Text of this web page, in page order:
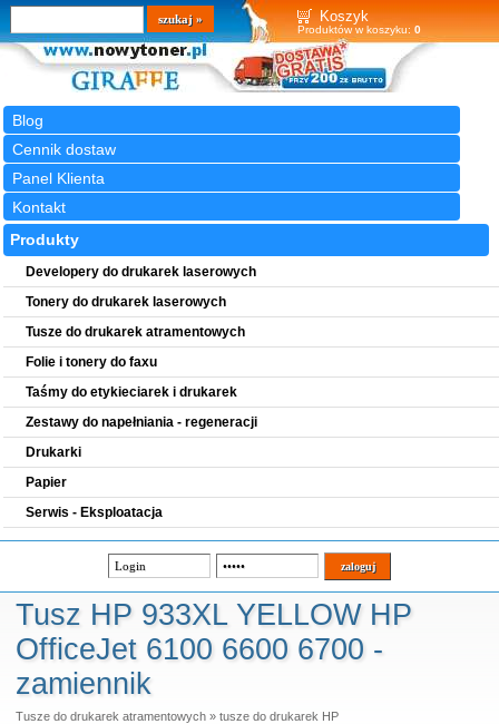
Koszyk
Produktów w koszyku: 0
Blog
Cennik dostaw
Panel Klienta
Kontakt
Wyszukiwarka
szukaj
Produkty
Developery do drukarek laserowych
Tonery do drukarek laserowych
Tusze do drukarek atramentowych
Folie i tonery do faxu
Taśmy do etykieciarek i drukarek
Zestawy do napełniania - regeneracji
Drukarki
Papier
Serwis - Eksploatacja
Tusz HP 933XL YELLOW HP
OfficeJet 6100 6600 6700 -
zamiennik
Tusze do drukarek atramentowych» tusze do drukarek HP